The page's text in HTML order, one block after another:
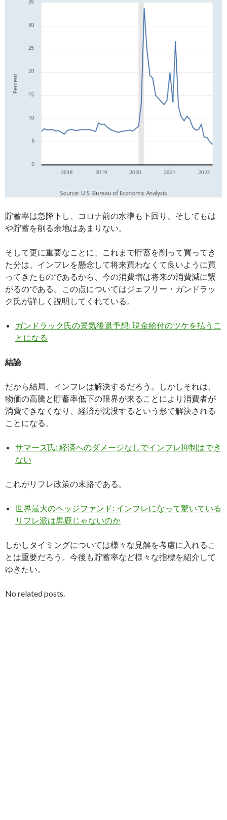
貯蓄率は急降下し、コロナ前の水準も下回り、そしてもは
や貯蓄を削る余地はあまりない。
そして更に重要なことに、これまで貯蓄を削って買ってき
た分は、インフレを懸念して将来買わなくて良いように買
ってきたものであるから、今の消費増は将来の消費減に繋
がるのである。この点についてはジェフリー・ガンドラッ
ク氏が詳しく説明してくれている。
ガンドラック氏の景気後退予想: 現金給付のツケを払うこ
とになる
結論
だから結局、インフレは解決するだろう。しかしそれは、
物価の高騰と貯蓄率低下の限界が来ることにより消費者が
消費できなくなり、経済が沈没するという形で解決される
ことになる。
サマーズ氏: 経済へのダメージなしでインフレ抑制はでき
ない
これがリフレ政策の末路である。
世界最大のヘッジファンド: インフレになって驚いている
リフレ派は馬鹿じゃないのか
しかしタイミングについては様々な見解を考慮に入れるこ
とは重要だろう。今後も貯蓄率など様々な指標を紹介して
ゆきたい。
No related posts.